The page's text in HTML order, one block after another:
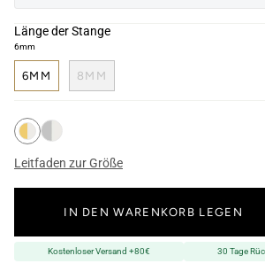
Länge der Stange
6mm
6MM 8MM
Leitfaden zur Größe
IN DEN WARENKORB LEGEN
Kostenloser Versand +80€ 30 Tage